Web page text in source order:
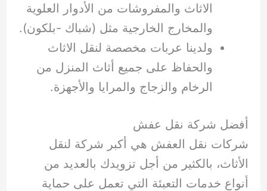
الاثاث والمفروشات من الأدوار العلوية
والمخارج الخارجية مثل (شباك -بلكون).
ولدينا عربات مخصصة لنقل الاثاث
والحفاظ على جميع أثاث المنزل من
الرخام والزجاج والمرايا والأجهزة.
أفضل شركة نقل عفش
شركات نقل العفش هي أكبر شركة لنقل
الأثاث، بالكثير من أجل تزويدك بالعديد من
أنواع خدمات التعبئة التي تعمل على حماية